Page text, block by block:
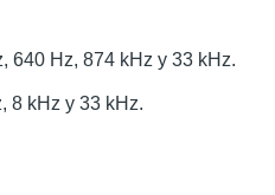
640 Hz, 874 kHz y 33 kHz.
8 kHz y 33 kHz.